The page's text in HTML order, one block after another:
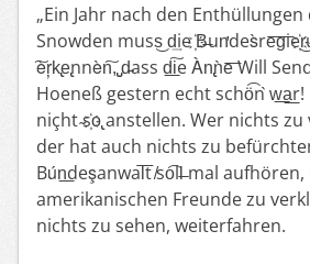
„Ein Jahr nach den
Snowden muss͜ d͢ie
͠èŗk̢e̢nnèn͠,̢ ̡d̵ass d͟i͠e Àn̢ǹe͞ Will
Hoeneß gestern echt schö͡n
niçht ̴s҉o̢ anstellen. Wer nichts
der hat auch nichts zu
Bún͟deşanwal͞t ̸so͡ll̶ mal
amerikanischen Freunde zu
nichts zu sehen, weiterfahren.